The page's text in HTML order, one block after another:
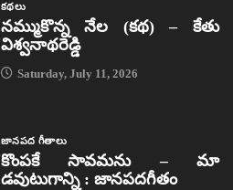
కథలు
నమ్ముకొన్న నేల (కథ) – కేతు
విశ్వనాథరెడ్డి
Saturday, July 11, 2026
జానపద గీతాలు
కొంపకే సావమను – మా
డవుటుగాన్ని : జానపదగీతం